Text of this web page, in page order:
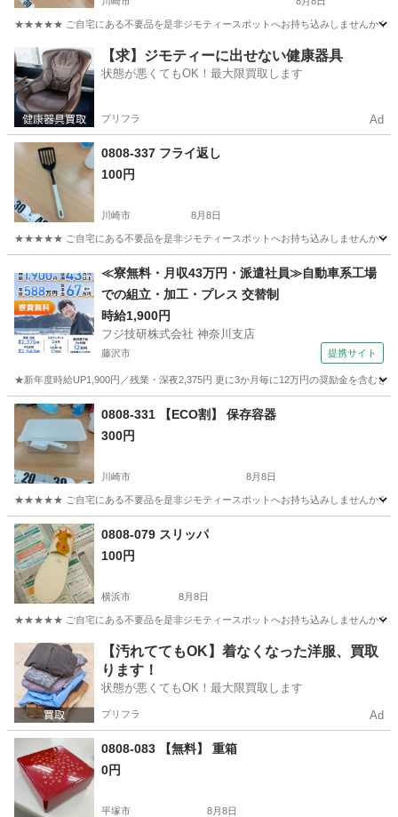
★★★★★ ご自宅にある不要品を是非ジモティースポットへお持ち込みしませんか？
神奈川 川崎市 食器 カプセル
【求】ジモティーに出せない健康器具
状態が悪くてもOK！最大限買取します
プリフラ Ad
0808-337 フライ返し
100円
川崎市 8月8日
★★★★★ ご自宅にある不要品を是非ジモティースポットへお持ち込みしませんか？
調理器具 現地
≪寮無料・月収43万円・派遣社員≫自動車系工場
での組立・加工・プレス 交替制
時給1,900円
フジ技研株式会社 神奈川支店
藤沢市 提携サイト
★新年度時給UP1,900円／残業・深夜2,375円 更に3か月毎に12万円の奨励金を含む
神奈川 藤沢市 0808-331 【ECO割】 保存容器
300円
川崎市 8月8日
★★★★★ ご自宅にある不要品を是非ジモティースポットへお持ち込みしませんか？
神奈川 川崎市 0808-079 スリッパ
100円
横浜市 8月8日
★★★★★ ご自宅にある不要品を是非ジモティースポットへお持ち込みしませんか？
神奈川 横浜市 生活雑貨 現地
【汚れててもOK】着なくなった洋服、買取
ります！
状態が悪くてもOK！最大限買取します
プリフラ Ad
0808-083 【無料】 重箱
0円
平塚市 8月8日